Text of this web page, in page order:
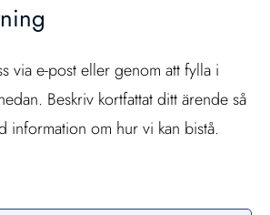
via e-post eller genom att fylla i
Beskriv kortfattat ditt ärende så
information om hur vi kan bistå.